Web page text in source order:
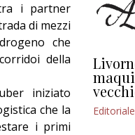
i partner
di mezzi
che
della
iniziato
che la
i primi
Editoriale